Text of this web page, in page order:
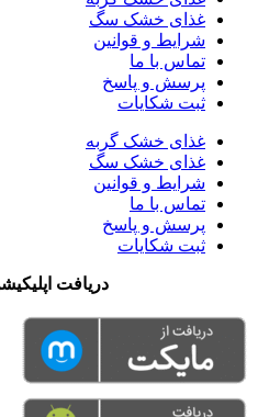
غذای خشک سگ
شرایط و قوانین
تماس با ما
پرسش و پاسخ
ثبت شکایات
غذای خشک گربه
غذای خشک سگ
شرایط و قوانین
تماس با ما
پرسش و پاسخ
ثبت شکایات
دریافت